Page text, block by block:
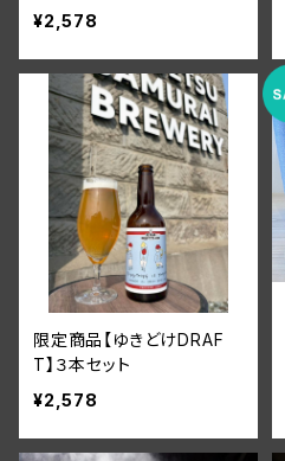
¥2,578
限定商品【ゆきどけDRAF
T】３本セット
¥2,578